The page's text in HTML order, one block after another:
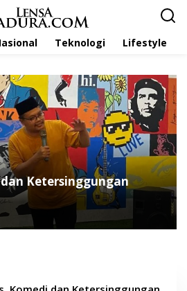
Teknologi Lifestyle
Ketersinggungan